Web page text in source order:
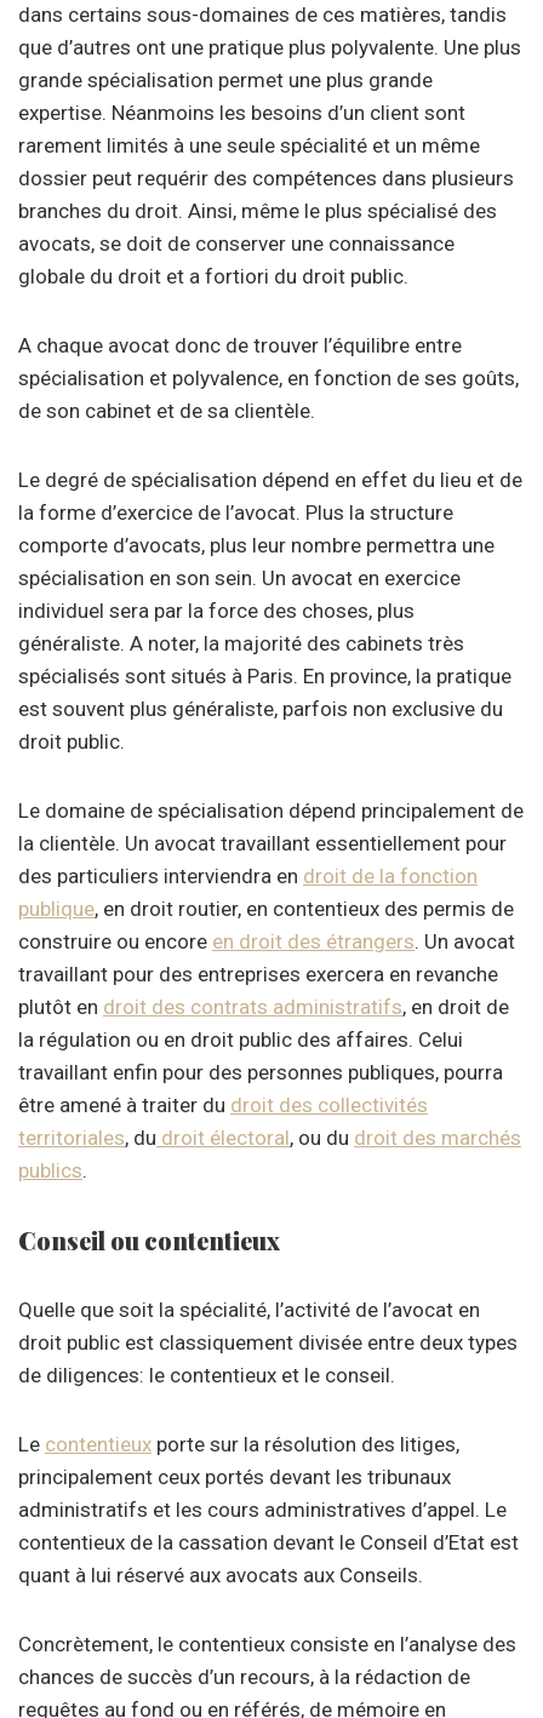
dans certains sous-domaines de ces matières, tandis
que d’autres ont une pratique plus polyvalente. Une plus
grande spécialisation permet une plus grande
expertise. Néanmoins les besoins d’un client sont
rarement limités à une seule spécialité et un même
dossier peut requérir des compétences dans plusieurs
branches du droit. Ainsi, même le plus spécialisé des
avocats, se doit de conserver une connaissance
globale du droit et a fortiori du droit public.
A chaque avocat donc de trouver l’équilibre entre
spécialisation et polyvalence, en fonction de ses goûts,
de son cabinet et de sa clientèle.
Le degré de spécialisation dépend en effet du lieu et de
la forme d’exercice de l’avocat. Plus la structure
comporte d’avocats, plus leur nombre permettra une
spécialisation en son sein. Un avocat en exercice
individuel sera par la force des choses, plus
généraliste. A noter, la majorité des cabinets très
spécialisés sont situés à Paris. En province, la pratique
est souvent plus généraliste, parfois non exclusive du
droit public.
Le domaine de spécialisation dépend principalement de
la clientèle. Un avocat travaillant essentiellement pour
des particuliers interviendra en droit de la fonction
publique, en droit routier, en contentieux des permis de
construire ou encore en droit des étrangers. Un avocat
travaillant pour des entreprises exercera en revanche
plutôt en droit des contrats administratifs, en droit de
la régulation ou en droit public des affaires. Celui
travaillant enfin pour des personnes publiques, pourra
être amené à traiter du droit des collectivités
territoriales, du droit électoral, ou du droit des marchés
publics.
Conseil ou contentieux
Quelle que soit la spécialité, l’activité de l’avocat en
droit public est classiquement divisée entre deux types
de diligences: le contentieux et le conseil.
Le contentieux porte sur la résolution des litiges,
principalement ceux portés devant les tribunaux
administratifs et les cours administratives d’appel. Le
contentieux de la cassation devant le Conseil d’Etat est
quant à lui réservé aux avocats aux Conseils.
Concrètement, le contentieux consiste en l’analyse des
chances de succès d’un recours, à la rédaction de
requêtes au fond ou en référés, de mémoire en